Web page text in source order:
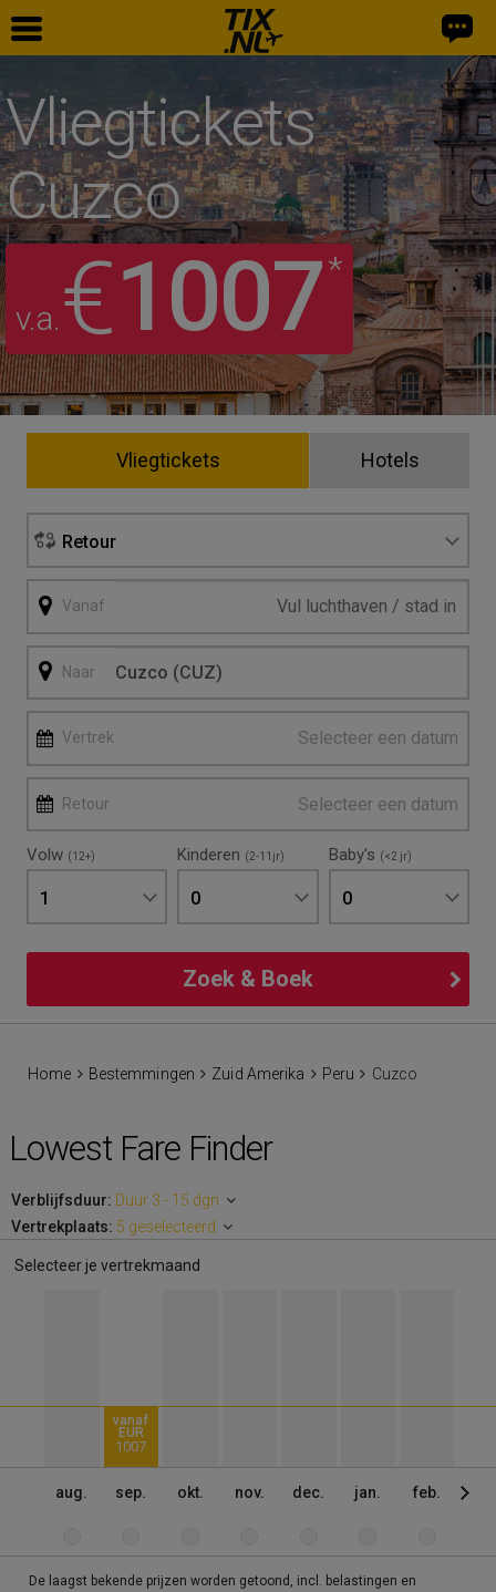
Vliegtickets
Cuzco
v.a.€1007*
Vliegtickets Hotels
Retour
Vanaf
Naar
Vertrek Selecteer een datum
Retour Selecteer een datum
Volw (12+)
1
Kinderen (2-11jr)
0
Baby's (<2 jr)
0
Zoek & Boek
Home Bestemmingen Zuid Amerika Peru Cuzco
Lowest Fare Finder
Verblijfsduur: Duur 3 - 15 dgn
Vertrekplaats: 5 geselecteerd
Selecteer je vertrekmaand
aug.
vanaf
EUR
1007
sep. okt. nov. dec. jan. feb.
De laagst bekende prijzen worden getoond, incl. belastingen en